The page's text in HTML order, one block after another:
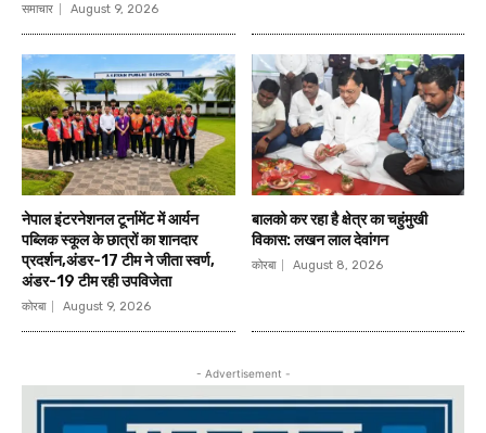
समाचार August 9, 2026
नेपाल इंटरनेशनल टूर्नामेंट में आर्यन
पब्लिक स्कूल के छात्रों का शानदार
प्रदर्शन,अंडर-17 टीम ने जीता स्वर्ण,
अंडर-19 टीम रही उपविजेता
कोरबा August 9, 2026
बालको कर रहा है क्षेत्र का चहुंमुखी
विकास: लखन लाल देवांगन
कोरबा August 8, 2026
- Advertisement -